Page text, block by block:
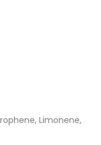
Limonene,